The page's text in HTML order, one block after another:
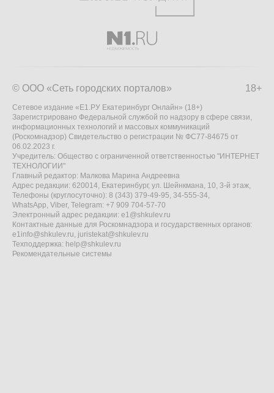
18+
© ООО «Сеть городских порталов»
Сетевое издание «Е1.РУ Екатеринбург Онлайн» (18+)
Зарегистрировано Федеральной службой по надзору в сфере связи,
информационных технологий и массовых коммуникаций
(Роскомнадзор) Свидетельство о регистрации № ФС77-84675 от
06.02.2023 г.
Учредитель: Общество с ограниченной ответственностью "ИНТЕРНЕТ
ТЕХНОЛОГИИ"
Главный редактор: Малкова Марина Андреевна
Адрес редакции: 620014, Екатеринбург, ул. Шейнкмана, 10, 3-й этаж,
Телефоны (круглосуточно): 8 (343) 379-49-95, 34-555-34,
WhatsApp, Viber, Telegram: +7 909 704-57-70
Электронный адрес редакции: e1@shkulev.ru
Контактные данные для Роскомнадзора и государственных органов:
e1info@shkulev.ru, juristekat@shkulev.ru
Техподдержка: help@shkulev.ru
Рекомендательные системы